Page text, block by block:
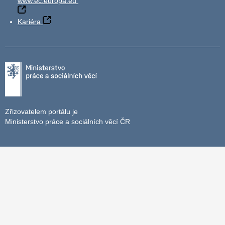
Kariéra
Zřizovatelem portálu je
Ministerstvo práce a sociálních věcí ČR